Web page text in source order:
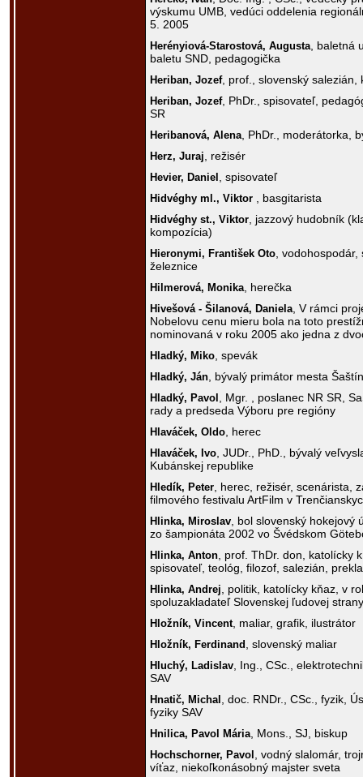
výskumu UMB, vedúci oddelenia
5. 2005
Herényiová-Starostová, Augusta , baletná
baletu SND, pedagogička
Heriban, Jozef, prof., slovenský salezián,
Heriban, Jozef, PhDr., spisovateľ,
SR
Heribanová, Alena , PhDr., moderátorka,
Herz, Juraj , režisér
Hevier, Daniel , spisovateľ
Hidvéghy ml., Viktor , basgitarista
Hidvéghy st., Viktor , jazzový hudobník
kompozícia)
Hieronymi, František Oto ,
železnice
Hilmerová, Monika , herečka
Hivešová - Šilanová, Daniela , V rámci
Nobelovu cenu mieru bola na toto
nominovaná v roku 2005 ako jedna z
Hladký, Miko , spevák
Hladký, Ján , bývalý primátor mesta
Hladký, Pavol
, Mgr. , poslanec NR SR,
rady a predseda Výboru pre regióny
Hlaváček, Oldo , herec
Hlaváček, Ivo , JUDr., PhD., bývalý
Kubánskej republike
Hledík, Peter , herec, režisér, scenárista,
filmového festivalu ArtFilm v
Hlinka, Miroslav , bol slovenský
zo šampionáta 2002 vo Švédskom
Hlinka, Anton , prof. ThDr. don, katolícky
spisovateľ, teológ, filozof, salezián,
Hlinka, Andrej , politik, katolícky kňaz, v
spoluzakladateľ Slovenskej ľudovej strany
Hložník, Vincent , maliar, grafik, ilustrátor
Hložník, Ferdinand , slovenský maliar
Hluchý, Ladislav , Ing., CSc.,
SAV
Hnatič, Michal
, doc. RNDr., CSc., fyzik,
fyziky SAV
Hnilica, Pavol Mária , Mons., SJ, biskup
Hochschorner, Pavol
, vodný slalomár,
víťaz, niekoľkonásobný majster sveta